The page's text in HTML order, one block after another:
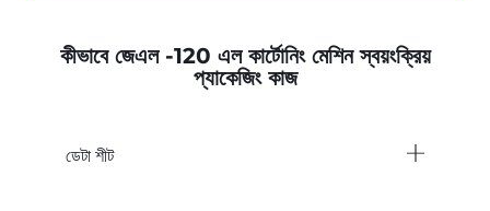
কীভাবে জেএল -120 এল কার্টোনিং মেশিন স্বয়ংক্রিয়
প্যাকেজিং কাজ
ডেটা শীট